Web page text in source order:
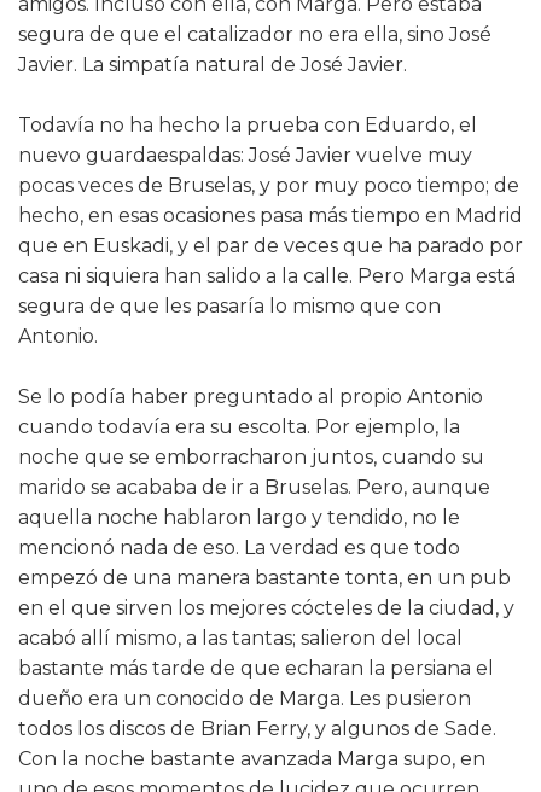
segura de que el catalizador no era ella, sino José
Javier. La simpatía natural de José Javier.
Todavía no ha hecho la prueba con Eduardo, el
nuevo guardaespaldas: José Javier vuelve muy
pocas veces de Bruselas, y por muy poco tiempo; de
hecho, en esas ocasiones pasa más tiempo en Madrid
que en Euskadi, y el par de veces que ha parado por
casa ni siquiera han salido a la calle. Pero Marga está
segura de que les pasaría lo mismo que con
Antonio.
Se lo podía haber preguntado al propio Antonio
cuando todavía era su escolta. Por ejemplo, la
noche que se emborracharon juntos, cuando su
marido se acababa de ir a Bruselas. Pero, aunque
aquella noche hablaron largo y tendido, no le
mencionó nada de eso. La verdad es que todo
empezó de una manera bastante tonta, en un pub
en el que sirven los mejores cócteles de la ciudad, y
acabó allí mismo, a las tantas; salieron del local
bastante más tarde de que echaran la persiana el
dueño era un conocido de Marga. Les pusieron
todos los discos de Brian Ferry, y algunos de Sade.
Con la noche bastante avanzada Marga supo, en